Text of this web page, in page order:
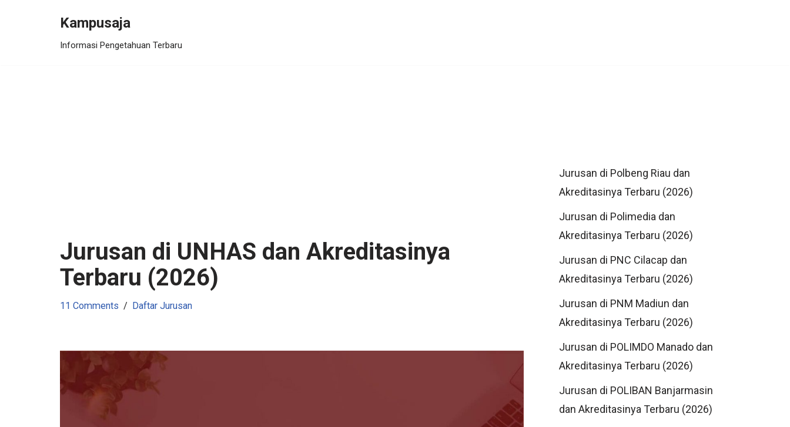
Kampusaja
Informasi Pengetahuan Terbaru
Jurusan di UNHAS dan Akreditasinya
Terbaru (2026)
11 Comments Daftar Jurusan
Jurusan di Polbeng Riau dan
Akreditasinya Terbaru (2026)
Jurusan di Polimedia dan
Akreditasinya Terbaru (2026)
Jurusan di PNC Cilacap dan
Akreditasinya Terbaru (2026)
Jurusan di PNM Madiun dan
Akreditasinya Terbaru (2026)
Jurusan di POLIMDO Manado dan
Akreditasinya Terbaru (2026)
Jurusan di POLIBAN Banjarmasin
dan Akreditasinya Terbaru (2026)